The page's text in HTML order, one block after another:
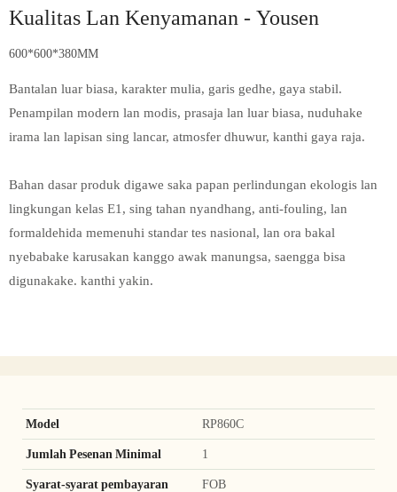
Kualitas Lan Kenyamanan - Yousen
600*600*380MM
Bantalan luar biasa, karakter mulia, garis gedhe, gaya stabil.
Penampilan modern lan modis, prasaja lan luar biasa, nuduhake
irama lan lapisan sing lancar, atmosfer dhuwur, kanthi gaya raja.
Bahan dasar produk digawe saka papan perlindungan ekologis lan
lingkungan kelas E1, sing tahan nyandhang, anti-fouling, lan
formaldehida memenuhi standar tes nasional, lan ora bakal
nyebabake karusakan kanggo awak manungsa, saengga bisa
digunakake. kanthi yakin.
Model RP860C
Jumlah Pesenan Minimal 1
Syarat-syarat pembayaran FOB